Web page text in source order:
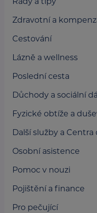
Zdravotní a
Cestování
Lázně a wellness
Poslední cesta
Důchody a sociální
Fyzické obtíže a
Další služby a
Osobní asistence
Pomoc v nouzi
Pojištění a finance
Pro pečující